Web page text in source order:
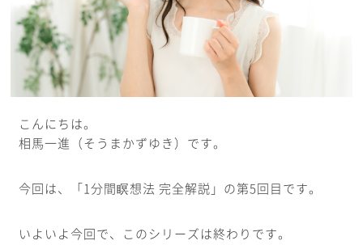
こんにちは。
相馬一進（そうまかずゆき）です。
今回は、「1分間瞑想法 完全解説」の第5回目です。
いよいよ今回で、このシリーズは終わりです。